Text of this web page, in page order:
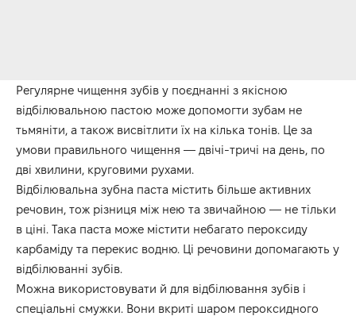
Регулярне чищення зубів у поєднанні з якісною
відбілювальною пастою може допомогти зубам не
тьмяніти, а також висвітлити їх на кілька тонів. Це за
умови правильного чищення — двічі-тричі на день, по
дві хвилини, круговими рухами.
Відбілювальна зубна паста містить більше активних
речовин, тож різниця між нею та звичайною — не тільки
в ціні. Така паста може містити небагато пероксиду
карбаміду та перекис водню. Ці речовини допомагають у
відбілюванні зубів.
Можна використовувати й для відбілювання зубів і
спеціальні смужки. Вони вкриті шаром пероксидного